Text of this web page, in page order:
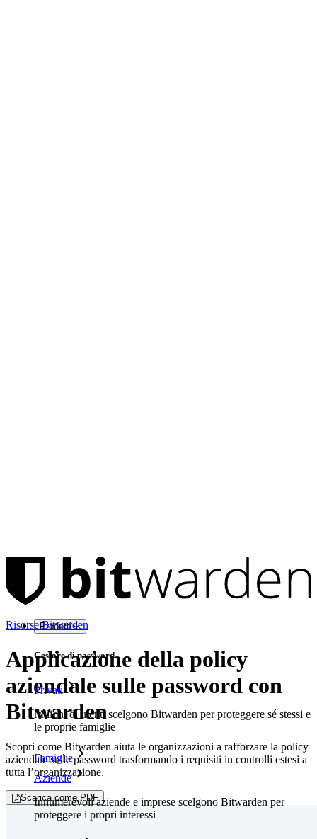
Prodotti
Gestore di password
Privati
Milioni di utenti scelgono Bitwarden per proteggere sé stessi e
le proprie famiglie
Famiglie
Aziende
Innumerevoli aziende e imprese scelgono Bitwarden per
proteggere i propri interessi
Risorse Bitwarden
Applicazione della policy
aziendale sulle password con
Bitwarden
Scopri come Bitwarden aiuta le organizzazioni a rafforzare la policy
aziendale sulle password trasformando i requisiti in controlli estesi a
tutta l’organizzazione.
Scarica come PDF